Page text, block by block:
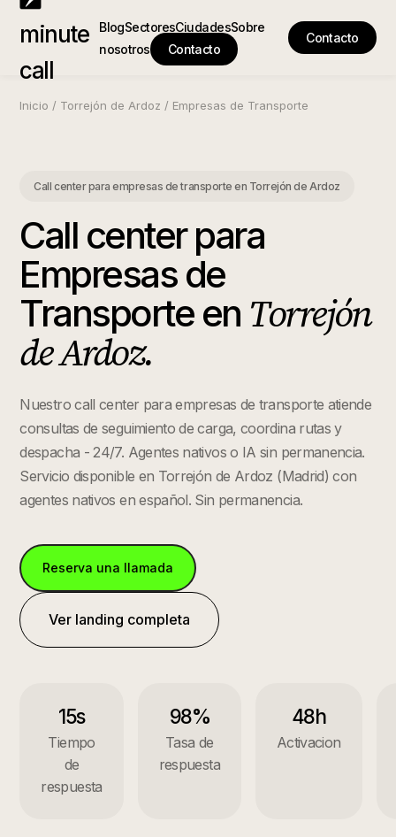
minute
call
BlogSectoresCiudadesSobre
nosotros
Contacto
Contacto
Inicio / Torrejón de Ardoz / Empresas de Transporte
Call center para empresas de transporte en Torrejón de Ardoz
Call center para
Empresas de
Transporteen Torrejón
de Ardoz.
Nuestro call center para empresas de transporte atiende
consultas de seguimiento de carga, coordina rutas y
despacha - 24/7. Agentes nativos o IA sin permanencia.
Servicio disponible en Torrejón de Ardoz (Madrid) con
agentes nativos en español. Sin permanencia.
Reserva una llamada
Ver landing completa
15s
Tiempo
de
respuesta
98%
Tasa de
respuesta
48h
Activacion